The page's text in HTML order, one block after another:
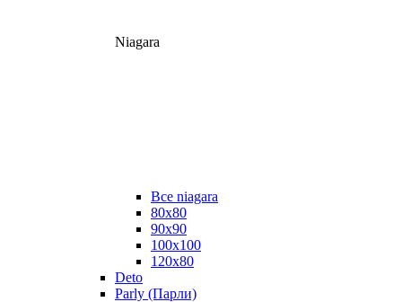
Niagara
Все niagara
80x80
90x90
100x100
120x80
Deto
Parly (Парли)